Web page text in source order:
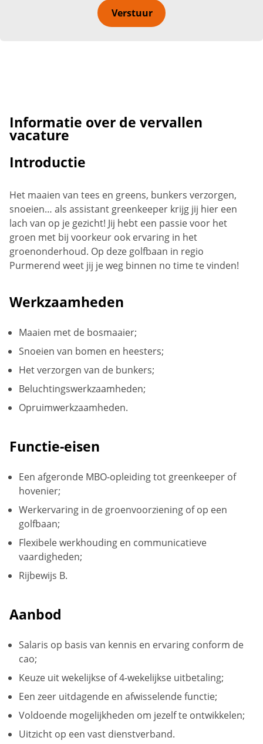
Verstuur
Informatie over de vervallen
vacature
Introductie
Het maaien van tees en greens, bunkers verzorgen,
snoeien… als assistant greenkeeper krijg jij hier een
lach van op je gezicht! Jij hebt een passie voor het
groen met bij voorkeur ook ervaring in het
groenonderhoud. Op deze golfbaan in regio
Purmerend weet jij je weg binnen no time te vinden!
Werkzaamheden
Maaien met de bosmaaier;
Snoeien van bomen en heesters;
Het verzorgen van de bunkers;
Beluchtingswerkzaamheden;
Opruimwerkzaamheden.
Functie-eisen
Een afgeronde MBO-opleiding tot greenkeeper of
hovenier;
Werkervaring in de groenvoorziening of op een
golfbaan;
Flexibele werkhouding en communicatieve
vaardigheden;
Rijbewijs B.
Aanbod
Salaris op basis van kennis en ervaring conform de
cao;
Keuze uit wekelijkse of 4-wekelijkse uitbetaling;
Een zeer uitdagende en afwisselende functie;
Voldoende mogelijkheden om jezelf te ontwikkelen;
Uitzicht op een vast dienstverband.